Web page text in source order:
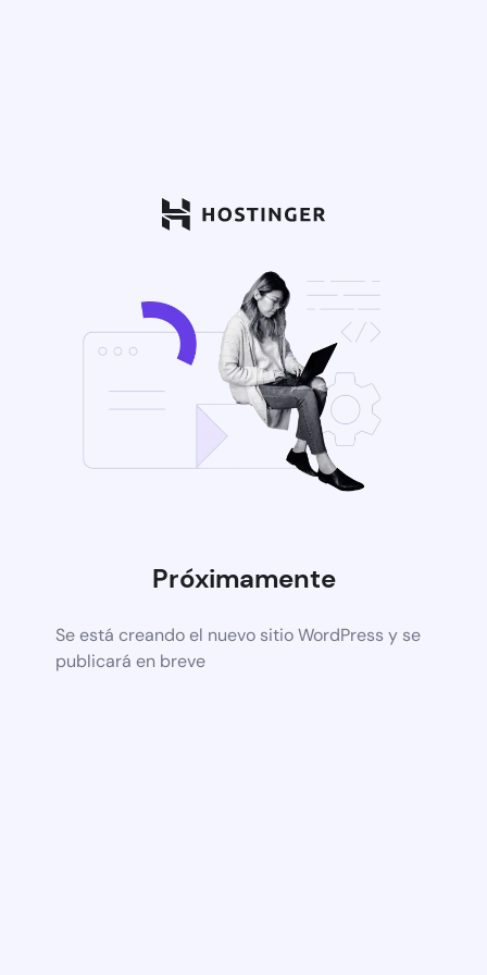
Próximamente
Se está creando el nuevo sitio WordPress y se
publicará en breve